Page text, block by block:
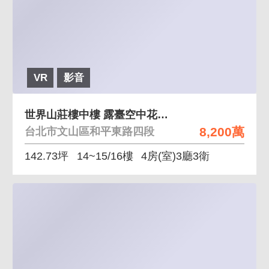
VR 影音
8,200萬
世界山莊樓中樓 露臺空中花園-電梯可達15樓
台北市文山區和平東路四段
142.73坪 14~15/16樓 4房(室)3廳3衛